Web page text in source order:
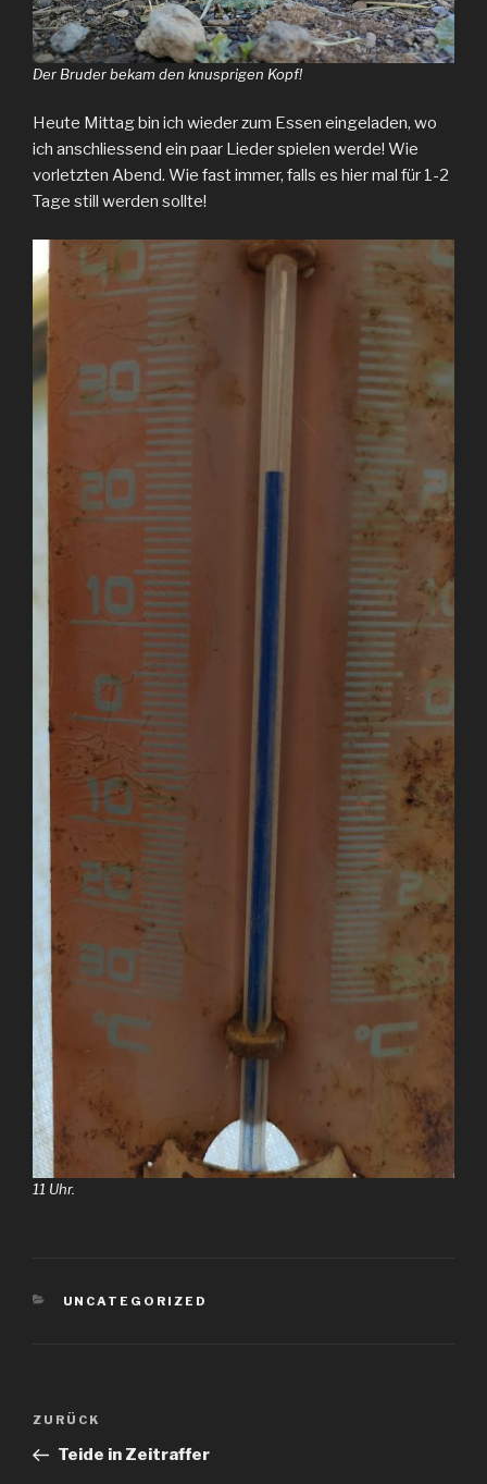
Der Bruder bekam den knusprigen Kopf!
Heute Mittag bin ich wieder zum Essen eingeladen, wo
ich anschliessend ein paar Lieder spielen werde! Wie
vorletzten Abend. Wie fast immer, falls es hier mal für 1-2
Tage still werden sollte!
11 Uhr.
KATEGORIEN
UNCATEGORIZED
Beitragsnavigation
Vorheriger
Beitrag
ZURÜCK
Teide in Zeitraffer